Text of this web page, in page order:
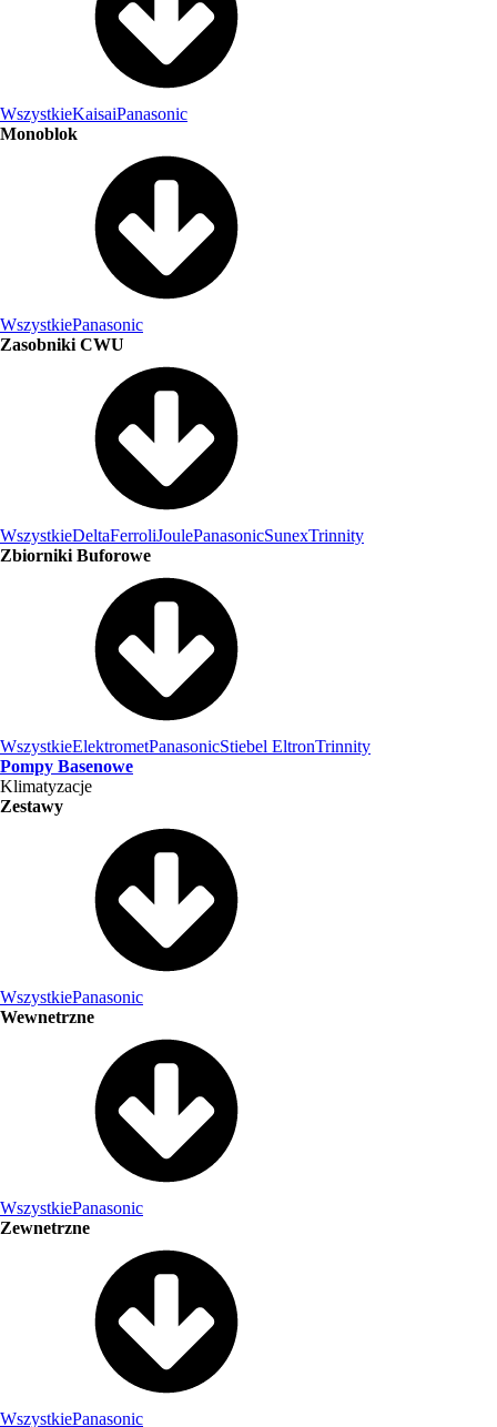
WszystkieKaisaiPanasonic
Monoblok
WszystkiePanasonic
Zasobniki CWU
WszystkieDeltaFerroliJoulePanasonicSunexTrinnity
Zbiorniki Buforowe
WszystkieElektrometPanasonicStiebel EltronTrinnity
Pompy Basenowe
Klimatyzacje
Zestawy
WszystkiePanasonic
Wewnetrzne
WszystkiePanasonic
Zewnetrzne
WszystkiePanasonic